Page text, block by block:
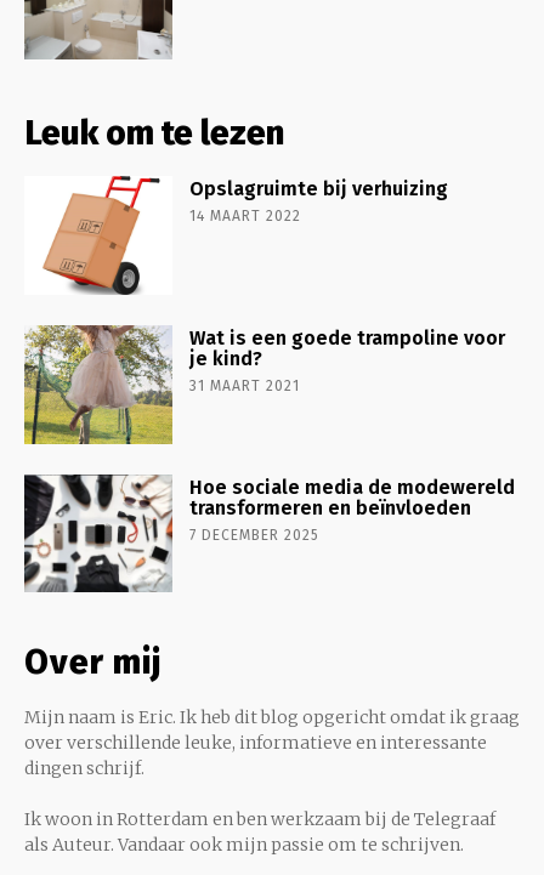
Leuk om te lezen
Opslagruimte bij verhuizing
14 MAART 2022
Wat is een goede trampoline voor
je kind?
31 MAART 2021
Hoe sociale media de modewereld
transformeren en beïnvloeden
7 DECEMBER 2025
Over mij
Mijn naam is Eric. Ik heb dit blog opgericht omdat ik graag
over verschillende leuke, informatieve en interessante
dingen schrijf.
Ik woon in Rotterdam en ben werkzaam bij de Telegraaf
als Auteur. Vandaar ook mijn passie om te schrijven.